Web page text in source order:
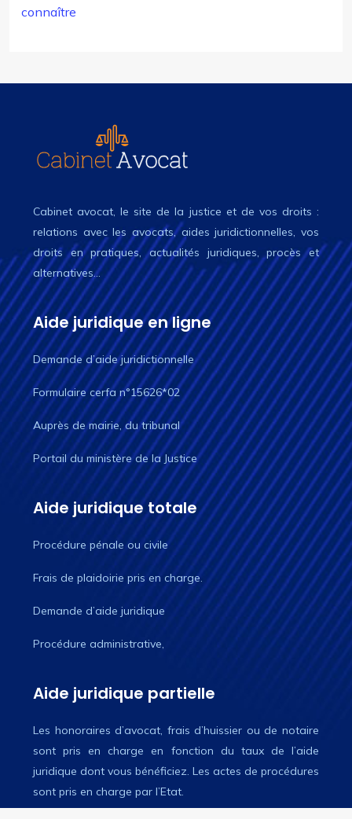
connaître
Cabinet avocat, le site de la justice et de vos droits :
relations avec les avocats, aides juridictionnelles, vos
droits en pratiques, actualités juridiques, procès et
alternatives…
Aide juridique en ligne
Demande d’aide juridictionnelle
Formulaire cerfa n°15626*02
Auprès de mairie, du tribunal
Portail du ministère de la Justice
Aide juridique totale
Procédure pénale ou civile
Frais de plaidoirie pris en charge.
Demande d’aide juridique
Procédure administrative,
Aide juridique partielle
Les honoraires d’avocat, frais d’huissier ou de notaire
sont pris en charge en fonction du taux de l’aide
juridique dont vous bénéficiez. Les actes de procédures
sont pris en charge par l’Etat.